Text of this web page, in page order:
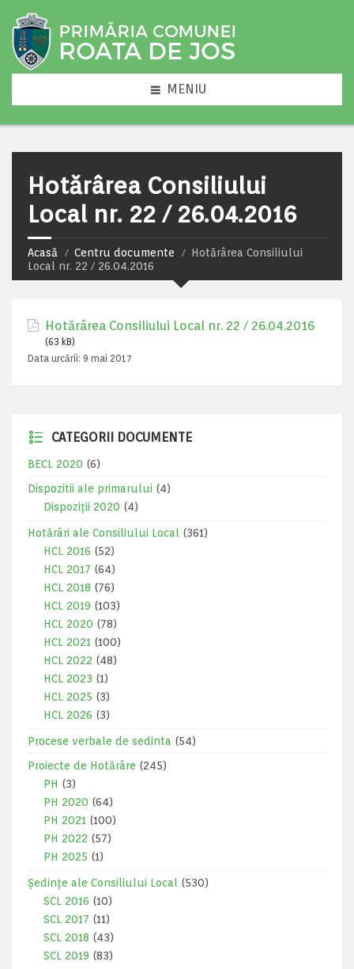
MENIU
Hotărârea Consiliului
Local nr. 22 / 26.04.2016
Acasă Centru documente
Hotărârea Consiliului
Local nr. 22 / 26.04.2016
Hotărârea Consiliului Local nr. 22 / 26.04.2016
(63 kB)
Data urcării: 9 mai 2017
CATEGORII DOCUMENTE
BECL 2020 (6)
Dispozitii ale primarului (4)
Dispoziții 2020 (4)
Hotărâri ale Consiliului Local
(361)
HCL 2016 (52)
HCL 2017 (64)
HCL 2018 (76)
HCL 2019 (103)
HCL 2020 (78)
HCL 2021 (100)
HCL 2022 (48)
HCL 2023 (1)
HCL 2025 (3)
HCL 2026 (3)
Procese verbale de sedinta (54)
Proiecte de Hotărâre (245)
PH (3)
PH 2020 (64)
PH 2021 (100)
PH 2022 (57)
PH 2025 (1)
Ședințe ale Consiliului Local
(530)
SCL 2016 (10)
SCL 2017 (11)
SCL 2018 (43)
SCL 2019 (83)